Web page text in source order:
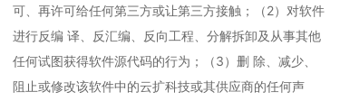
可、再许可给任何第三方或让第三方接触；（2）对软件
进行反编 译、反汇编、反向工程、分解拆卸及从事其他
任何试图获得软件源代码的行为；（3）删 除、减少、
阻止或修改该软件中的云扩科技或其供应商的任何声